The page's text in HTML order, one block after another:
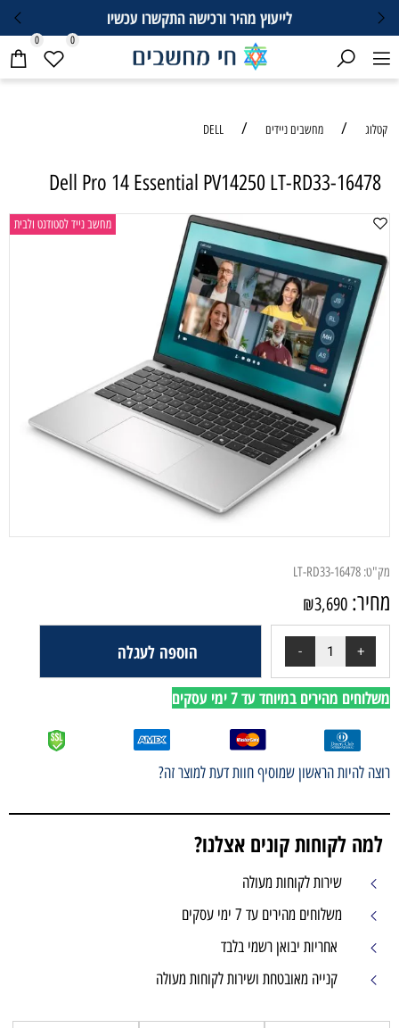
לייעוץ מהיר ורכישה התקשרו עכשיו
0 0
קטלוג / מחשבים ניידים /
DELL
Dell Pro 14 Essential PV14250 LT-RD33-16478
מחשב נייד לסטודנט ולבית
מק"ט: LT-RD33-16478
מחיר: ₪3,690
הוספה לעגלה
משלוחים מהירים במיוחד עד 7 ימי עסקים
רוצה להיות הראשון שמוסיף חוות דעת למוצר זה?
למה לקוחות קונים אצלנו?
שירות לקוחות מעולה
משלוחים מהירים עד 7 ימי עסקים
אחריות יבואן רשמי בלבד
קנייה מאובטחת ושירות לקוחות מעולה